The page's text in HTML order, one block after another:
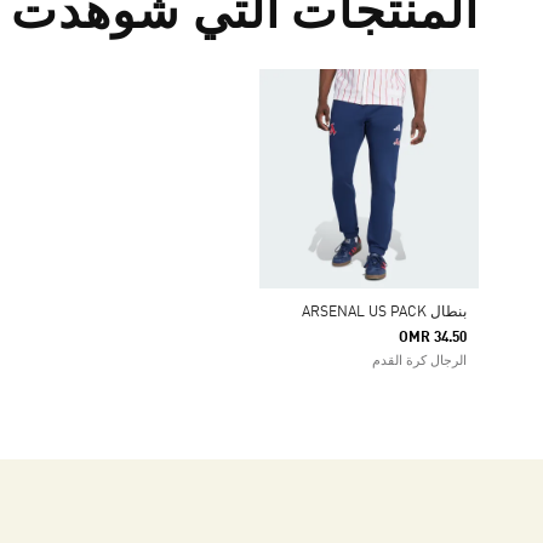
المنتجات التي شوهدت
بنطال ARSENAL US PACK
OMR 34.50
الرجال كرة القدم